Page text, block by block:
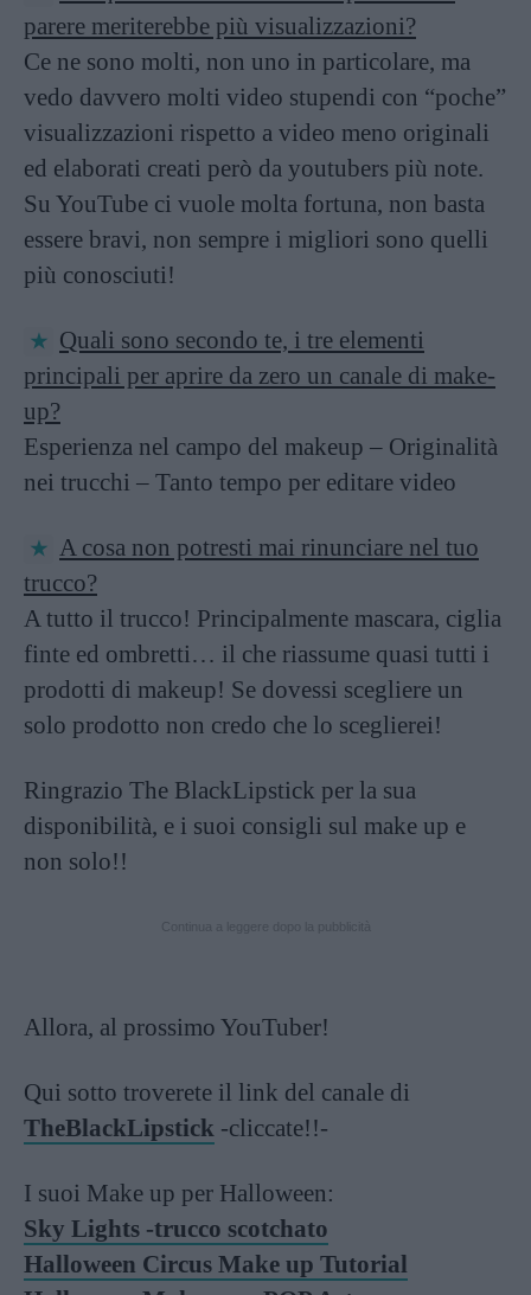
parere meriterebbe più visualizzazioni?
Ce ne sono molti, non uno in particolare, ma
vedo davvero molti video stupendi con “poche”
visualizzazioni rispetto a video meno originali
ed elaborati creati però da youtubers più note.
Su YouTube ci vuole molta fortuna, non basta
essere bravi, non sempre i migliori sono quelli
più conosciuti!
Quali sono secondo te, i tre elementi
principali per aprire da zero un canale di make-
up?
Esperienza nel campo del makeup – Originalità
nei trucchi – Tanto tempo per editare video
A cosa non potresti mai rinunciare nel tuo
trucco?
A tutto il trucco! Principalmente mascara, ciglia
finte ed ombretti… il che riassume quasi tutti i
prodotti di makeup! Se dovessi scegliere un
solo prodotto non credo che lo sceglierei!
Ringrazio The BlackLipstick per la sua
disponibilità, e i suoi consigli sul make up e
non solo!!
Allora, al prossimo YouTuber!
Qui sotto troverete il link del canale di
TheBlackLipstick -cliccate!!-
I suoi Make up per Halloween:
Sky Lights -trucco scotchato
Halloween Circus Make up Tutorial